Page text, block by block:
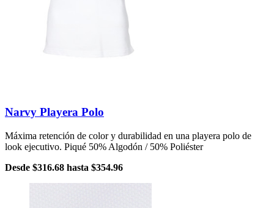
Narvy Playera Polo
Máxima retención de color y durabilidad en una playera polo de
look ejecutivo. Piqué 50% Algodón / 50% Poliéster
Desde $316.68 hasta $354.96